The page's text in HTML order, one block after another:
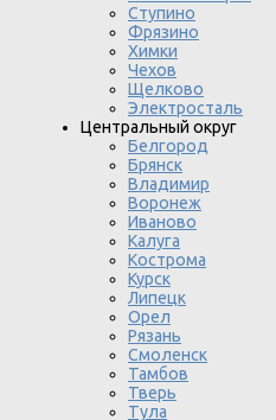
Ступино
Фрязино
Химки
Чехов
Щелково
Электросталь
Центральный округ
Белгород
Брянск
Владимир
Воронеж
Иваново
Калуга
Кострома
Курск
Липецк
Орел
Рязань
Смоленск
Тамбов
Тверь
Тула